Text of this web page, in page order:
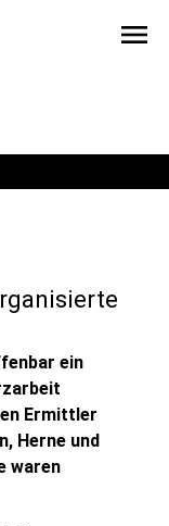
menu
ein
Ermittler
Herne und
waren